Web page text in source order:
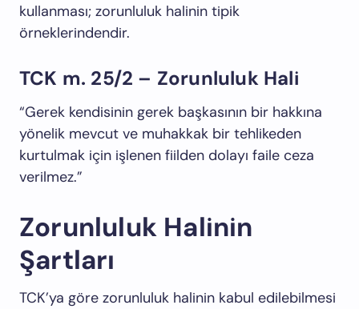
kullanması; zorunluluk halinin tipik
örneklerindendir.
TCK m. 25/2 – Zorunluluk Hali
“Gerek kendisinin gerek başkasının bir hakkına
yönelik mevcut ve muhakkak bir tehlikeden
kurtulmak için işlenen fiilden dolayı faile ceza
verilmez.”
Zorunluluk Halinin
Şartları
TCK’ya göre zorunluluk halinin kabul edilebilmesi